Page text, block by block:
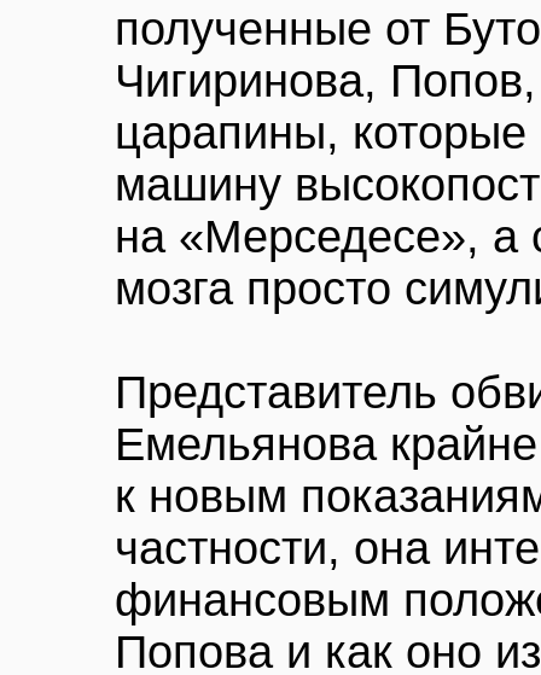
полученные от
Чигиринова,
царапины,
машину
на «Мерседесе», а
мозга просто
Представитель
Емельянова
к новым
частности, она
финансовым
Попова и как оно